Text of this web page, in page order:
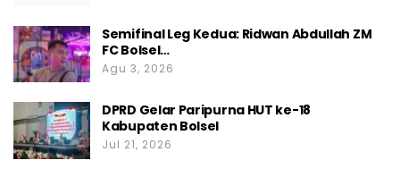
Semifinal Leg Kedua: Ridwan Abdullah ZM
FC Bolsel…
Agu 3, 2026
DPRD Gelar Paripurna HUT ke-18
Kabupaten Bolsel
Jul 21, 2026